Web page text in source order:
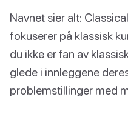
Navnet sier alt:
fokuserer på klassisk
du ikke er fan av
glede i innleggene
problemstillinger med